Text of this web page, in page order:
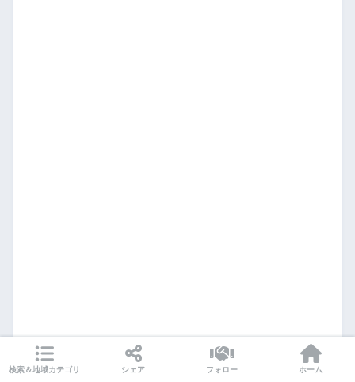
検索＆地域カテゴリ シェア フォロー ホーム